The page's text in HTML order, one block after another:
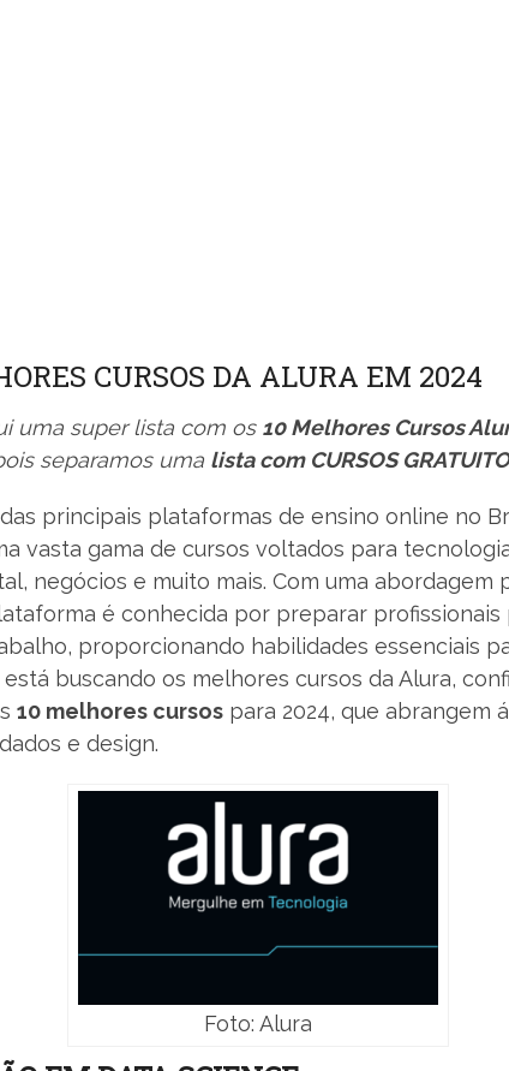
CURSOS DA ALURA EM 2024
uma super lista com os 10 Melhores Cursos
separamos uma lista com CURSOS
principais plataformas de ensino online no
vasta gama de cursos voltados para
negócios e muito mais. Com uma abordagem
é conhecida por preparar profissionais
proporcionando habilidades essenciais
buscando os melhores cursos da Alura,
10 melhores cursos para 2024, que abrangem
e design.
Foto: Alura